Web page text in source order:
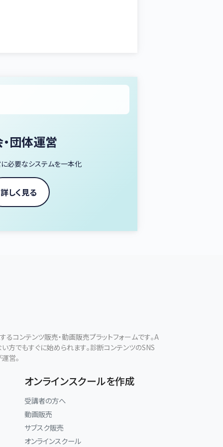
態学以外の講座も企画開催予定
団体運営
必要なシステムを一本化
詳しく見る
コンテンツ販売・動画販売プラットフォームです。A
方でもすぐに始められます。診断コンテンツのSNS
営。
オンラインスクールを作成
受講者の方へ
動画販売
サブスク販売
オンラインスクール